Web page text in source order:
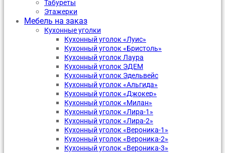
Табуреты
Этажерки
Мебель на заказ
Кухонные уголки
Кухонный уголок «Луис»
Кухонный уголок «Бристоль»
Кухонный уголок Лаура
Кухонный уголок ЭДЕМ
Кухонный уголок Эдельвейс
Кухонный уголок «Альгида»
Кухонный уголок «Джокер»
Кухонный уголок «Милан»
Кухонный уголок «Лира-1»
Кухонный уголок «Лира-2»
Кухонный уголок «Вероника-1»
Кухонный уголок «Вероника-2»
Кухонный уголок «Вероника-3»